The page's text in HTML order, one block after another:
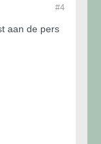
#4
aan de pers